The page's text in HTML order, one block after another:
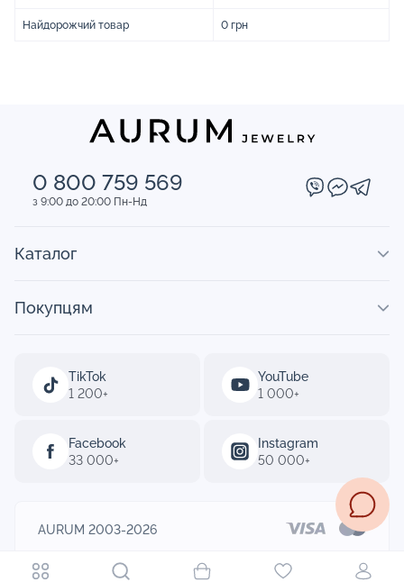
Найдорожчий товар 0 грн
0 800 759 569
з 9:00 до 20:00 Пн-Нд
TikTok
1 200+
YouTube
1 000+
Facebook
33 000+
Instagram
50 000+
Каталог
Покупцям
AURUM 2003-2026
Designed by